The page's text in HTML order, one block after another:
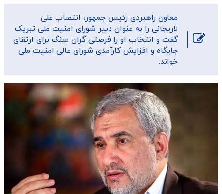
معاون راهبردی رئیس جمهور، انتصاب علی
لاریجانی را به عنوان دبیر شورای امنیت ملی تبریک
گفت و انتخاب او را فرصتی گران سنگ برای ارتقای
جایگاه و افزایش کارآمدی شورای عالی امنیت ملی
خواند.